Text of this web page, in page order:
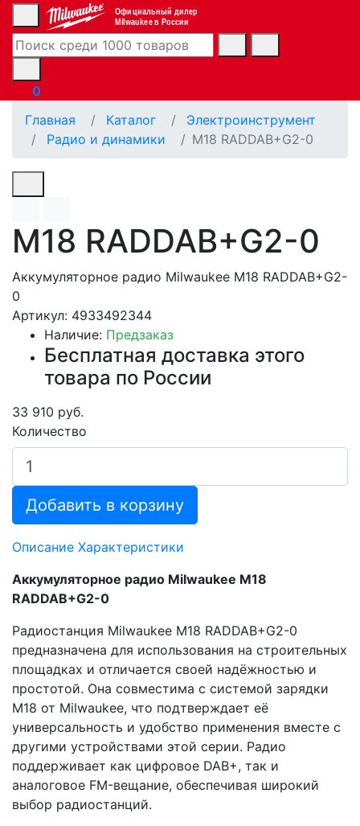
Официальный дилер
Milwaukee в России
0
Главная
Каталог
Электроинструмент
Радио и динамики
M18 RADDAB+G2-0
M18 RADDAB+G2-0
Аккумуляторное радио Milwaukee M18 RADDAB+G2-
0
Артикул: 4933492344
Наличие: Предзаказ
Бесплатная доставка этого
товара по России
33 910 руб.
Количество
Добавить в корзину
Описание Характеристики
Аккумуляторное радио Milwaukee M18
RADDAB+G2-0
Радиостанция Milwaukee M18 RADDAB+G2-0
предназначена для использования на строительных
площадках и отличается своей надёжностью и
простотой. Она совместима с системой зарядки
M18 от Milwaukee, что подтверждает её
универсальность и удобство применения вместе с
другими устройствами этой серии. Радио
поддерживает как цифровое DAB+, так и
аналоговое FM-вещание, обеспечивая широкий
выбор радиостанций.